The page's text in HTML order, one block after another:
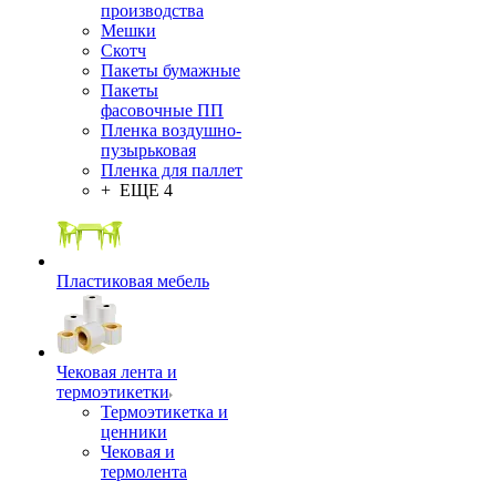
производства
Мешки
Скотч
Пакеты бумажные
Пакеты
фасовочные ПП
Пленка воздушно-
пузырьковая
Пленка для паллет
+ ЕЩЕ 4
Пластиковая мебель
Чековая лента и
термоэтикетки
Термоэтикетка и
ценники
Чековая и
термолента